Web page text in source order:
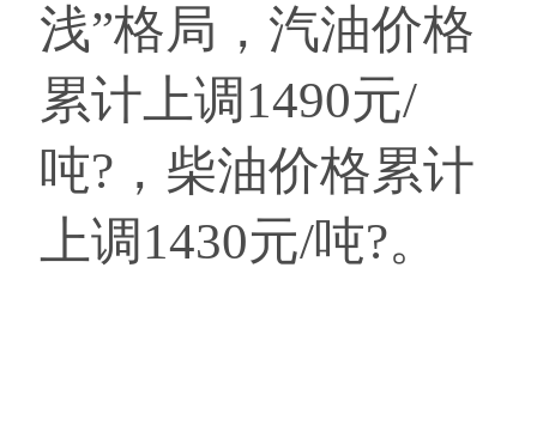
浅”格局，汽油价格
累计上调1490元/
吨?，柴油价格累计
上调1430元/吨?。